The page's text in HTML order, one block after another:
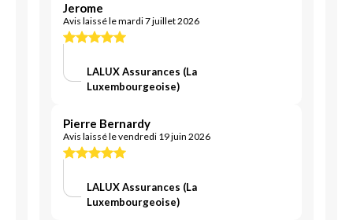
Jerome
Avis laissé le mardi 7 juillet 2026
LALUX Assurances (La
Luxembourgeoise)
Pierre Bernardy
Avis laissé le vendredi 19 juin 2026
LALUX Assurances (La
Luxembourgeoise)